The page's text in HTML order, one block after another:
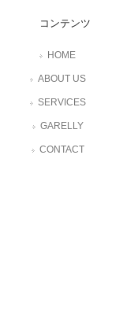
コンテンツ
HOME
ABOUT US
SERVICES
GARELLY
CONTACT